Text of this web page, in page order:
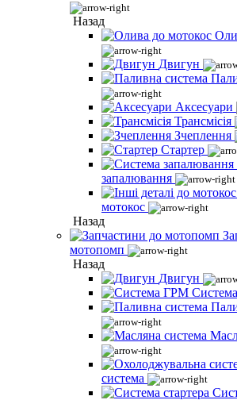
Назад
Двигун
Аксесуари
Трансмісія
Зчеплення
Стартер
запалювання
мотокос
Назад
мотопомп
Назад
Двигун
система